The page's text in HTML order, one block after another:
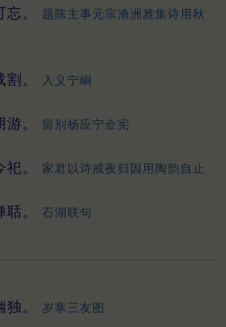
。
题陈主事元宗渔洲雅集诗用秋
。
入义宁峒
。
留别杨应宁佥宪
。
家君以诗戒夜归因用陶韵自止
。
石湖联句
。
岁寒三友图